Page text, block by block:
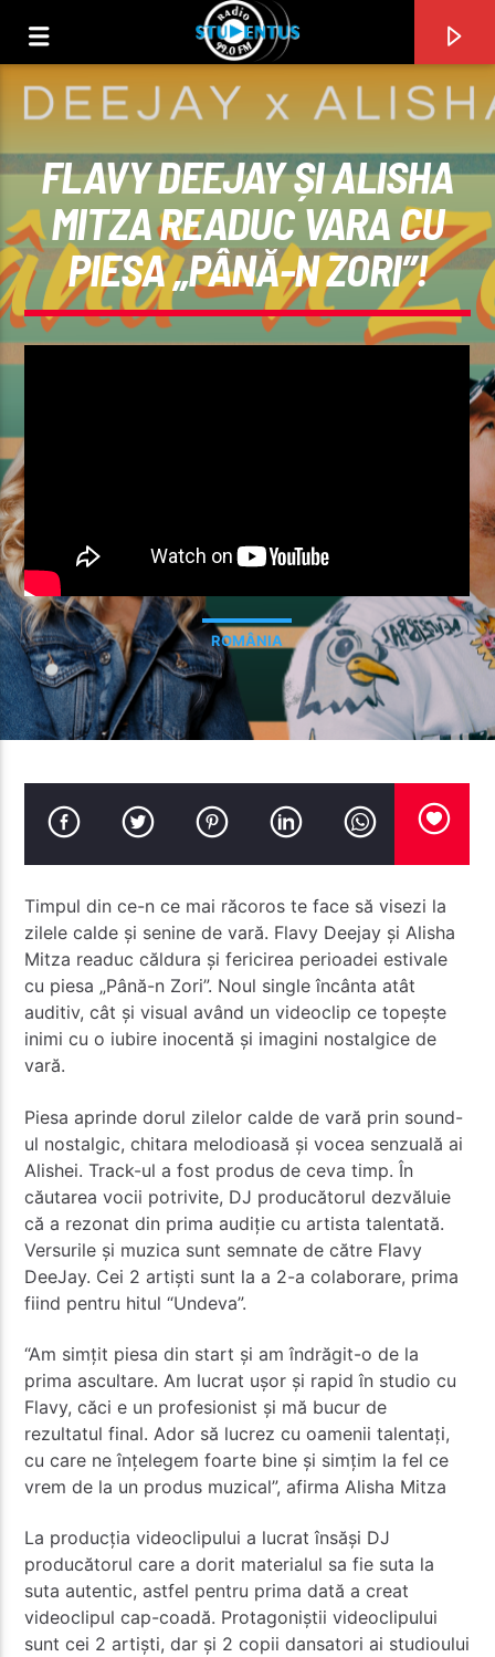
Radio Studentus
FLAVY DEEJAY ȘI ALISHA
MITZA READUC VARA CU
PIESA „PÂNĂ-N ZORI”!
ROMÂNIA
Timpul din ce-n ce mai răcoros te face să visezi la
zilele calde și senine de vară. Flavy Deejay și Alisha
Mitza readuc căldura și fericirea perioadei estivale
cu piesa „Până-n Zori”. Noul single încânta atât
auditiv, cât și visual având un videoclip ce topește
inimi cu o iubire inocentă și imagini nostalgice de
vară.
Piesa aprinde dorul zilelor calde de vară prin sound-
ul nostalgic, chitara melodioasă și vocea senzuală ai
Alishei. Track-ul a fost produs de ceva timp. În
căutarea vocii potrivite, DJ producătorul dezvăluie
că a rezonat din prima audiție cu artista talentată.
Versurile și muzica sunt semnate de către Flavy
DeeJay. Cei 2 artiști sunt la a 2-a colaborare, prima
fiind pentru hitul “Undeva”.
“Am simțit piesa din start și am îndrăgit-o de la
prima ascultare. Am lucrat ușor și rapid în studio cu
Flavy, căci e un profesionist şi mă bucur de
rezultatul final. Ador să lucrez cu oamenii talentați,
cu care ne înțelegem foarte bine şi simțim la fel ce
vrem de la un produs muzical”, afirma Alisha Mitza
La producția videoclipului a lucrat însăși DJ
producătorul care a dorit materialul sa fie suta la
suta autentic, astfel pentru prima dată a creat
videoclipul cap-coadă. Protagoniștii videoclipului
sunt cei 2 artiști, dar și 2 copii dansatori ai studioului